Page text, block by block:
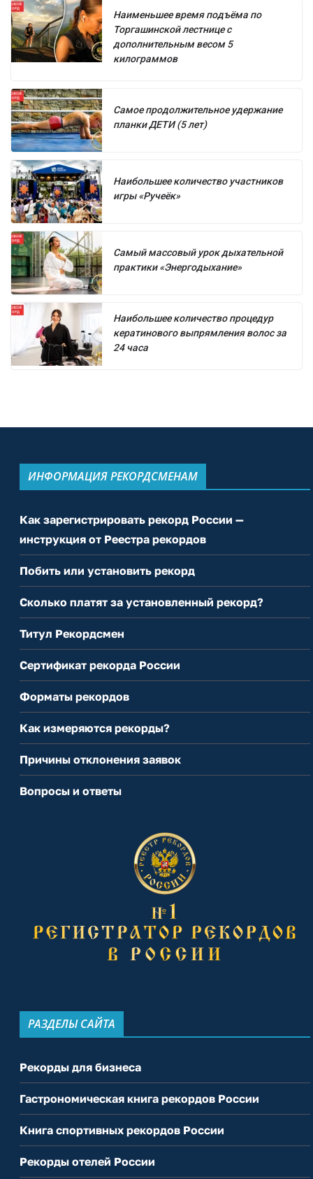
Наименьшее время подъёма по
Торгашинской лестнице с
дополнительным весом 5
килограммов
Самое продолжительное удержание
планки ДЕТИ (5 лет)
Наибольшее количество участников
игры «Ручеёк»
Самый массовый урок дыхательной
практики «Энергодыхание»
Наибольшее количество процедур
кератинового выпрямления волос за
24 часа
ИНФОРМАЦИЯ РЕКОРДСМЕНАМ
Как зарегистрировать рекорд России —
инструкция от Реестра рекордов
Побить или установить рекорд
Сколько платят за установленный рекорд?
Титул Рекордсмен
Сертификат рекорда России
Форматы рекордов
Как измеряются рекорды?
Причины отклонения заявок
Вопросы и ответы
РАЗДЕЛЫ САЙТА
Рекорды для бизнеса
Гастрономическая книга рекордов России
Книга спортивных рекордов России
Рекорды отелей России